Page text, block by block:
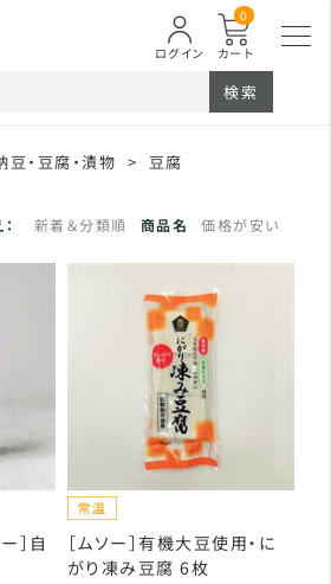
カート
0
ログイン
検索
豆・豆腐・漬物 > 豆腐
新着＆分類順 商品名 価格が安い
］自
［ムソー］有機大豆使用・に
がり凍み豆腐 6枚